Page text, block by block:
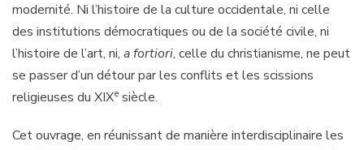
modernité. Ni l’histoire de la culture occidentale, ni celle
des institutions démocratiques ou de la société civile, ni
l’histoire de l’art, ni, a fortiori, celle du christianisme, ne peut
se passer d’un détour par les conflits et les scissions
religieuses du XIXe siècle.
Cet ouvrage, en réunissant de manière interdisciplinaire les